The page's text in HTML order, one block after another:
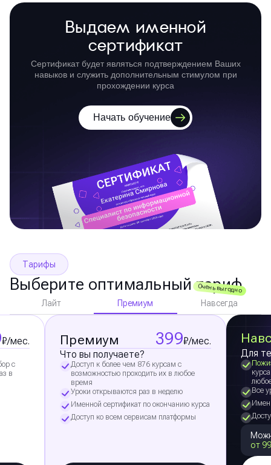
Выдаем именной
сертификат
Сертификат будет являться подтверждением Ваших
навыков и служить дополнительным стимулом при
прохождении курса
Начать обучение
Тарифы
Выберите оптимальный тариф
Очень выгодно
Лайт Премиум Навсегда
₽/мес.
с
в
Премиум 399₽/мес.
Что вы получаете?
Доступ к более чем 876 курсам с
возможностью проходить их в любое
время
Уроки открываются раз в неделю
Именной сертификат по окончанию курса
Доступ ко всем сервисам платформы
Для
Все
от